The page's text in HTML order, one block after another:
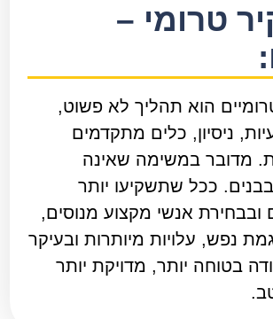
טרומי –
הוא תהליך לא פשוט,
ניסיון, כלים מתקדמים
מדובר במשימה שאינה
ככל שתשקיעו יותר
ובבחירת אנשי מקצוע מנוסים,
נפש, עלויות מיותרות ובעיקר
בטוחה יותר, מדויקת יותר